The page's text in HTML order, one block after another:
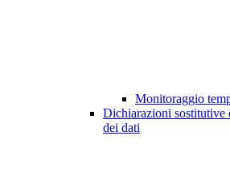
Monitoraggio
Dichiarazioni
dei dati